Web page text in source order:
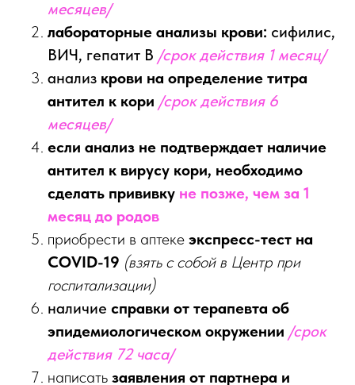
месяцев/
лабораторные анализы крови: сифилис,
ВИЧ, гепатит В /срок действия 1 месяц/
анализ крови на определение титра
антител к кори /срок действия 6
месяцев/
если анализ не подтверждает наличие
антител к вирусу кори, необходимо
сделать прививку не позже, чем за 1
месяц до родов
приобрести в аптеке экспресс-тест на
COVID-19 (взять с собой в Центр при
госпитализации)
наличие справки от терапевта об
эпидемиологическом окружении /срок
действия 72 часа/
написать заявления от партнера и